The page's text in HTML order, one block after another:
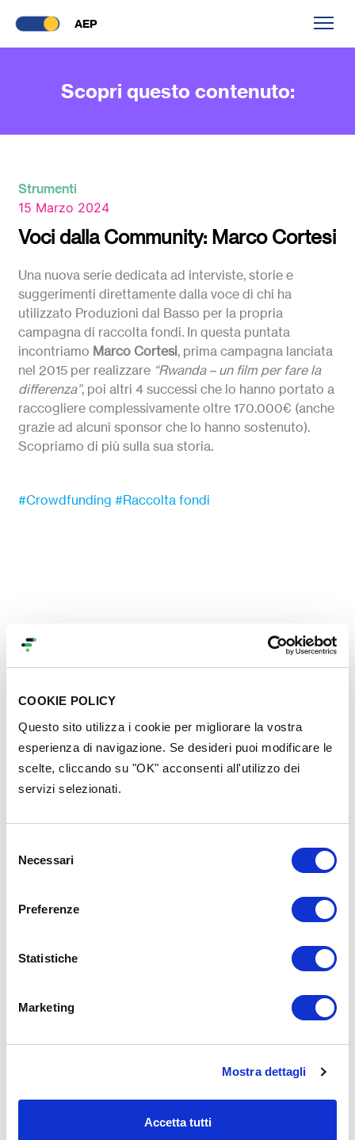
COOKIE POLICY
Questo sito utilizza i cookie per migliorare la vostra
esperienza di navigazione. Se desideri puoi modificare le
scelte, cliccando su "OK" acconsenti all'utilizzo dei
servizi selezionati.
delNecessari
Preferenze
Statistiche
Marketing
Mostra dettagli
Accetta tutti
AEP
Scopri questo contenuto:
Strumenti
15 Marzo 2024
Voci dalla Community: Marco Cortesi
Una nuova serie dedicata ad interviste, storie e
suggerimenti direttamente dalla voce di chi ha
utilizzato Produzioni dal Basso per la propria
campagna di raccolta fondi. In questa puntata
incontriamo Marco Cortesi, prima campagna lanciata
nel 2015 per realizzare “Rwanda – un film per fare la
differenza”, poi altri 4 successi che lo hanno portato a
raccogliere complessivamente oltre 170.000€ (anche
grazie ad alcuni sponsor che lo hanno sostenuto).
Scopriamo di più sulla sua storia.
#Crowdfunding #Raccolta fondi
Contenuti nella stessa
categoria
27 Luglio 15:00-15:30
Strumenti
24 Luglio